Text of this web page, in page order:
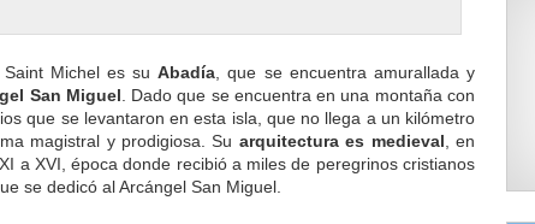
Saint Michel es suAbadía , que se encuentra amurallada y
San Miguel . Dado que se encuentra en una montaña con
que se levantaron en esta isla, que no llega a un kilómetro
magistral y prodigiosa. Su arquitectura es medieval , en
a XVI, época donde recibió a miles de peregrinos cristianos
se dedicó al Arcángel San Miguel.